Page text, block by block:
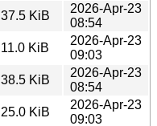
37.5 KiB
2026-Apr-23
08:54
11.0 KiB
2026-Apr-23
09:03
38.5 KiB
2026-Apr-23
08:54
25.0 KiB
2026-Apr-23
09:03